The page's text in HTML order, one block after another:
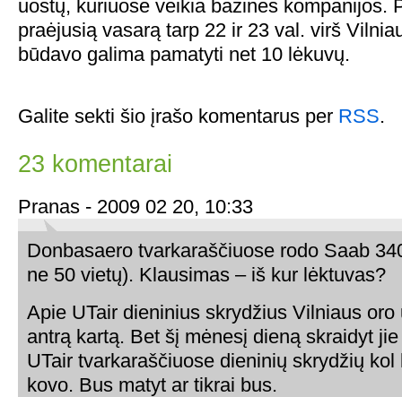
uostų, kuriuose veikia bazinės kompanijos.
praėjusią vasarą tarp 22 ir 23 val. virš
būdavo galima pamatyti net 10 lėkuvų.
Galite sekti šio įrašo komentarus per RSS.
23 komentarai
Pranas - 2009 02 20, 10:33
Donbasaero tvarkaraščiuose rodo Saab
ne 50 vietų). Klausimas – iš kur lėktuvas?
Apie UTair dieninius skrydžius Vilniaus
antrą kartą. Bet šį mėnesį dieną skraidyt
UTair tvarkaraščiuose dieninių skrydžių kol
kovo. Bus matyt ar tikrai bus.